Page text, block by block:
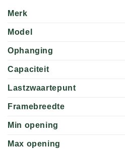
Merk
Model
Ophanging
Capaciteit
Lastzwaartepunt
Framebreedte
Min opening
Max opening